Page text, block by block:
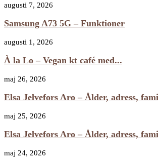
augusti 7, 2026
Samsung A73 5G – Funktioner
augusti 1, 2026
À la Lo – Vegan kt café med...
maj 26, 2026
Elsa Jelvefors Aro – Ålder, adress,
maj 25, 2026
Elsa Jelvefors Aro – Ålder, adress,
maj 24, 2026